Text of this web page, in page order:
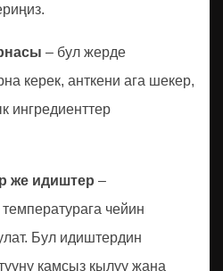
– бул жерде
керек, анткени ага шекер,
ингредиенттер
же идиштер –
чейин
Бул идиштердин
камсыз кылуу жана